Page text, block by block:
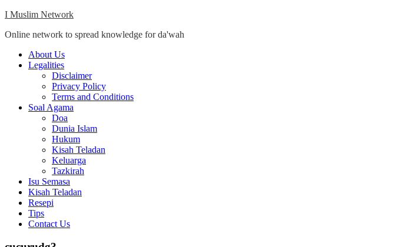
Skip
content
I Muslim Network
Online network to spread knowledge for da'wah
Close
Menu
About Us
Legalities
Disclaimer
Privacy Policy
Terms and Conditions
Soal Agama
Doa
Dunia Islam
Hukum
Kisah Teladan
Keluarga
Tazkirah
Isu Semasa
Kisah Teladan
Resepi
Tips
Contact Us